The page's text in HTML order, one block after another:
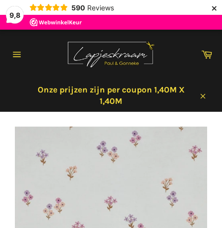
9,8
590 Reviews ×
Onze prijzen zijn per coupon 1,40M X
1,40M